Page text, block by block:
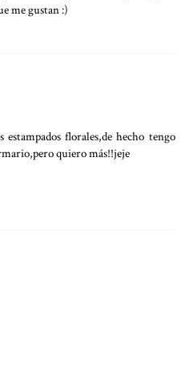
me gustan :)
florales,de hecho tengo
quiero más!!jeje